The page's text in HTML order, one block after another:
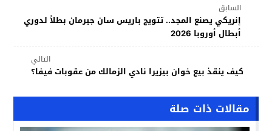
السابق
إنريكي يصنع المجد.. تتويج باريس سان جيرمان بطلاً لدوري
أبطال أوروبا 2026
التالي
كيف ينقذ بيع خوان بيزيرا نادي الزمالك من عقوبات فيفا؟
مقالات ذات صلة